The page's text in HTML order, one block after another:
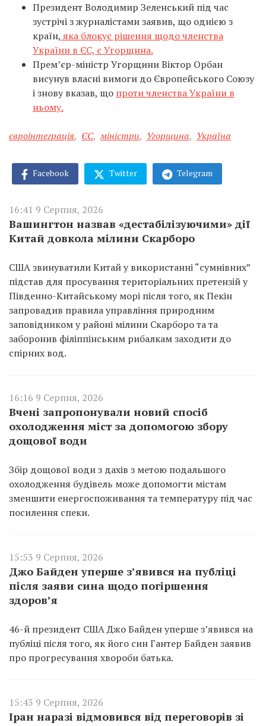
Президент Володимир Зеленський під час
зустрічі з журналістами заявив, що однією з
країн, яка блокує рішення щодо членства
України в ЄС, є Угорщина.
Прем’єр-міністр Угорщини Віктор Орбан
висунув власні вимоги до Європейського Союзу
і знову вказав, що проти членства України в
ньому.
євроінтеграція, ЄС, міністри, Угорщина, Україна
Facebook Twitter Telegram
16:41 9 Серпня, 2026
Вашингтон назвав «дестабілізуючими» дії
Китай довкола мілини Скарборо
США звинуватили Китай у використанні “сумнівних”
підстав для просування територіальних претензій у
Південно-Китайському морі після того, як Пекін
запровадив правила управління природним
заповідником у районі мілини Скарборо та та
заборонив філіппінським рибалкам заходити до
спірних вод.
16:16 9 Серпня, 2026
Вчені запропонували новий спосіб
охолодження міст за допомогою збору
дощової води
Збір дощової води з дахів з метою подальшого
охолодження будівель може допомогти містам
зменшити енергоспоживання та температуру під час
посилення спеки.
15:53 9 Серпня, 2026
Джо Байден уперше з’явився на публіці
після заяви сина щодо погіршення
здоров’я
46-й президент США Джо Байден уперше з’явився на
публіці після того, як його син Гантер Байден заявив
про прогресування хвороби батька.
15:43 9 Серпня, 2026
Іран наразі відмовився від переговорів зі